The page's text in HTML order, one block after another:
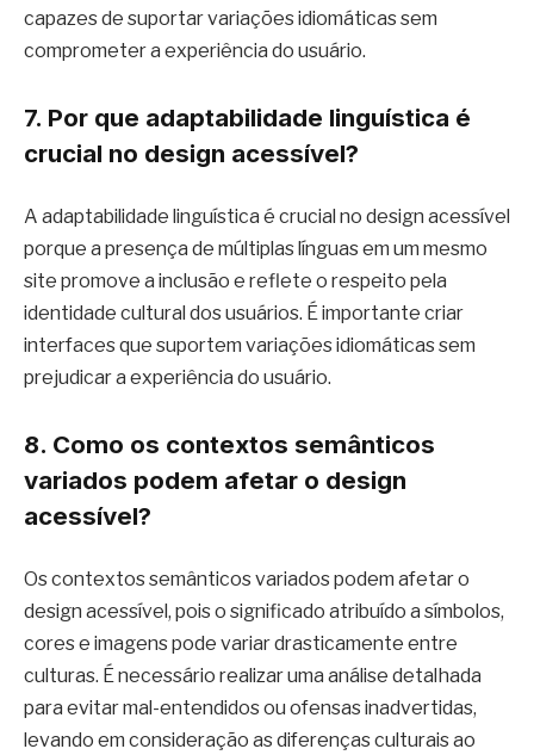
capazes de suportar variações idiomáticas sem
comprometer a experiência do usuário.
7. Por que adaptabilidade linguística é
crucial no design acessível?
A adaptabilidade linguística é crucial no design acessível
porque a presença de múltiplas línguas em um mesmo
site promove a inclusão e reflete o respeito pela
identidade cultural dos usuários. É importante criar
interfaces que suportem variações idiomáticas sem
prejudicar a experiência do usuário.
8. Como os contextos semânticos
variados podem afetar o design
acessível?
Os contextos semânticos variados podem afetar o
design acessível, pois o significado atribuído a símbolos,
cores e imagens pode variar drasticamente entre
culturas. É necessário realizar uma análise detalhada
para evitar mal-entendidos ou ofensas inadvertidas,
levando em consideração as diferenças culturais ao